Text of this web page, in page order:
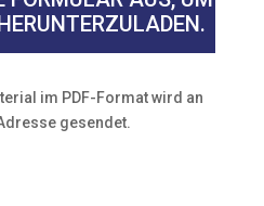
im PDF-Format wird an
gesendet.